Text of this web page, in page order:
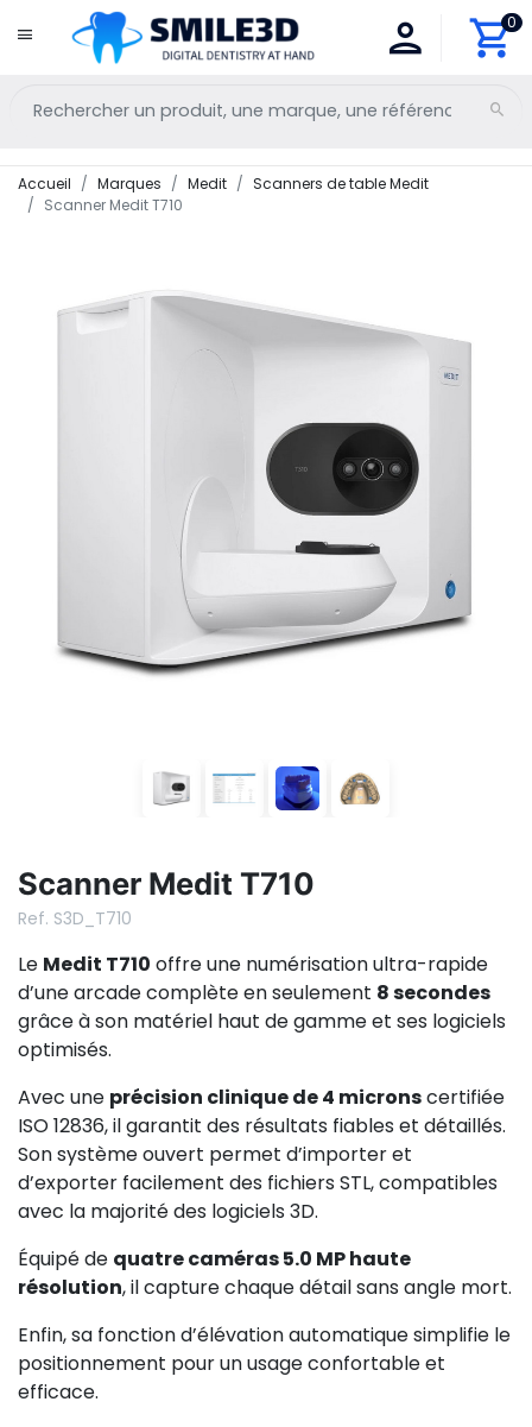
0
Accueil Marques Medit
Scanners de table Medit
Scanner Medit T710
Scanner Medit T710
Ref. S3D_T710
Le Medit T710 offre une numérisation ultra-rapide
d’une arcade complète en seulement 8 secondes
grâce à son matériel haut de gamme et ses logiciels
optimisés.
Avec une précision clinique de 4 micronscertifiée
ISO 12836, il garantit des résultats fiables et détaillés.
Son système ouvert permet d’importer et
d’exporter facilement des fichiers STL, compatibles
avec la majorité des logiciels 3D.
Équipé de quatre caméras 5.0 MP haute
résolution, il capture chaque détail sans angle mort.
Enfin, sa fonction d’élévation automatique simplifie le
positionnement pour un usage confortable et
efficace.